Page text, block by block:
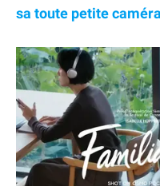
sa toute petite